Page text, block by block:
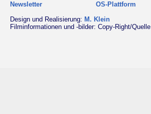
Newsletter
OS-Plattform
Design und Realisierung: M. Klein
Filminformationen und -bilder: Copy-Right/Quelle